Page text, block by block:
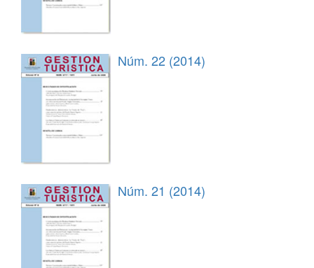
Núm. 22 (2014)
Núm. 21 (2014)